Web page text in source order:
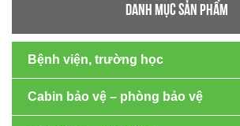
DANH MỤC SẢN PHẨM
Bệnh viện, trường học
Cabin bảo vệ – phòng bảo vệ